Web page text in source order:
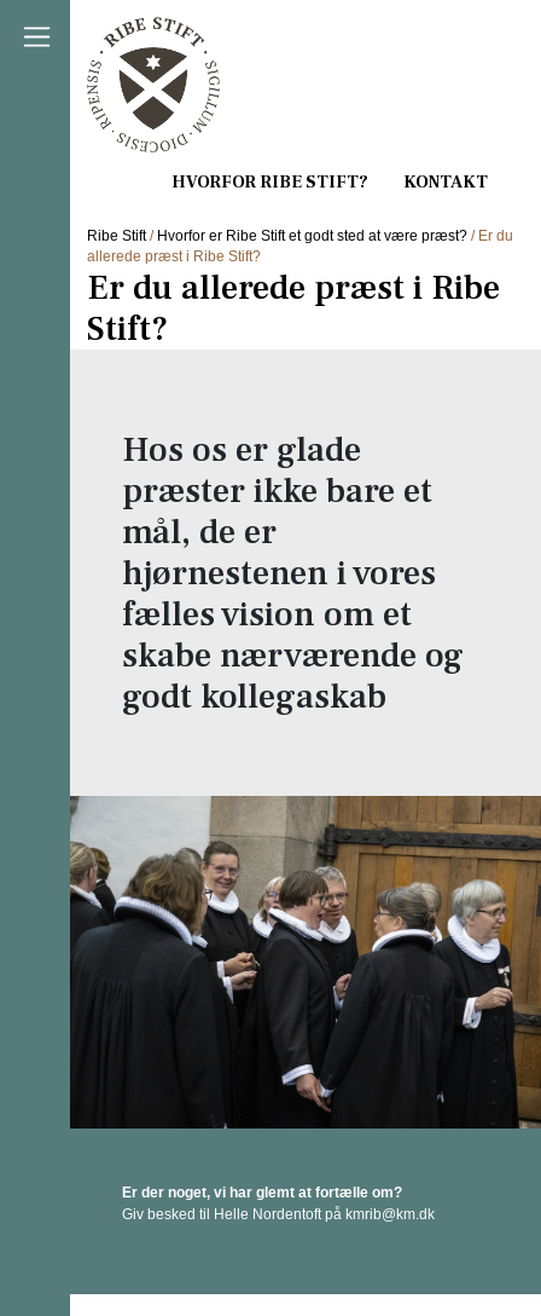
Direkte til indholdet
Ribe Stift/ Hvorfor er Ribe Stift et godt sted at være præst?/ Er du
allerede præst i Ribe Stift?
Er du allerede præst i Ribe
Stift?
Hos os er glade
præster ikke bare et
mål, de er
hjørnestenen i vores
fælles vision om et
skabe nærværende og
godt kollegaskab
Er der noget, vi har glemt at fortælle om?
Giv besked til Helle Nordentoft på kmrib@km.dk